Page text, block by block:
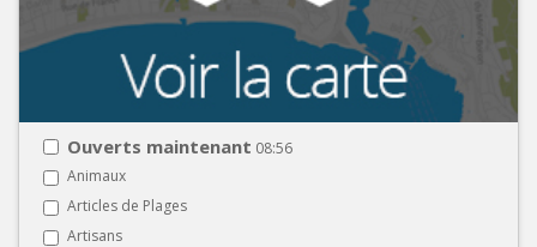
Ouverts maintenant 08:56
Animaux
Articles de Plages
Artisans